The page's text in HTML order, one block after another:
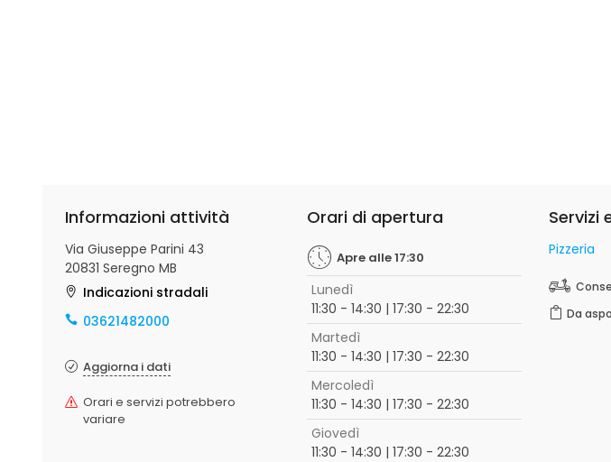
Informazioni attività
Via Giuseppe Parini 43
20831 Seregno MB
Indicazioni stradali
03621482000
Aggiorna i dati
Orari e servizi potrebbero
variare
Orari di apertura
Apre alle 17:30
Lunedì
11:30 - 14:30 | 17:30 - 22:30
Martedì
11:30 - 14:30 | 17:30 - 22:30
Mercoledì
11:30 - 14:30 | 17:30 - 22:30
Giovedì
11:30 - 14:30 | 17:30 - 22:30
Servizi
Pizzeria
Da